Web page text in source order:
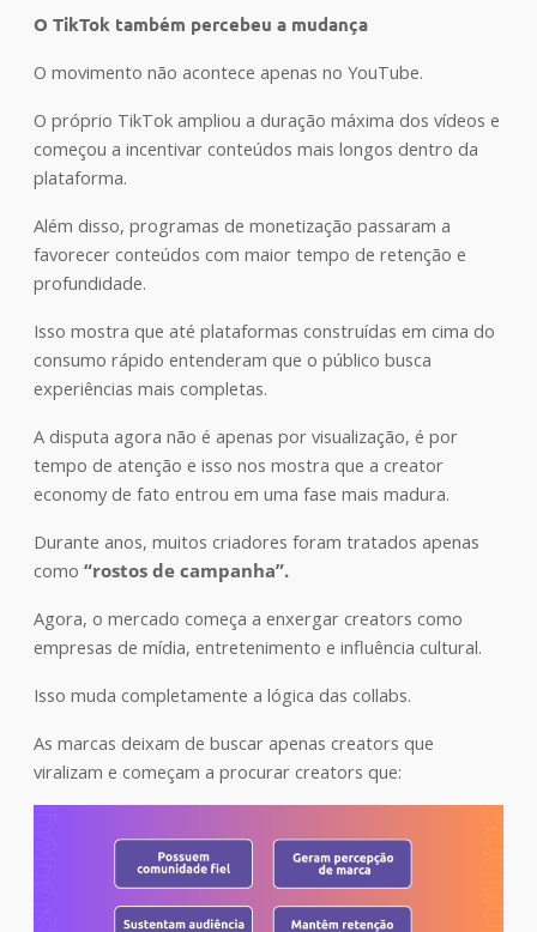
O TikTok também percebeu a mudança
O movimento não acontece apenas no YouTube.
O próprio TikTok ampliou a duração máxima dos vídeos e
começou a incentivar conteúdos mais longos dentro da
plataforma.
Além disso, programas de monetização passaram a
favorecer conteúdos com maior tempo de retenção e
profundidade.
Isso mostra que até plataformas construídas em cima do
consumo rápido entenderam que o público busca
experiências mais completas.
A disputa agora não é apenas por visualização, é por
tempo de atenção e isso nos mostra que a creator
economy de fato entrou em uma fase mais madura.
Durante anos, muitos criadores foram tratados apenas
como “rostos de campanha”.
Agora, o mercado começa a enxergar creators como
empresas de mídia, entretenimento e influência cultural.
Isso muda completamente a lógica das collabs.
As marcas deixam de buscar apenas creators que
viralizam e começam a procurar creators que: